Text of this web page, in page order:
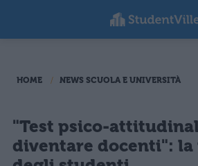
HOME NEWS SCUOLA E UNIVERSITÀ
"Test psico-
diventare docenti":